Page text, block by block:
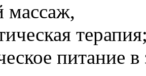
массаж,
питание в